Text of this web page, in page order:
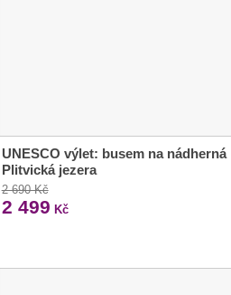
UNESCO výlet: busem na nádherná
Plitvická jezera
2 690 Kč
2 499 Kč